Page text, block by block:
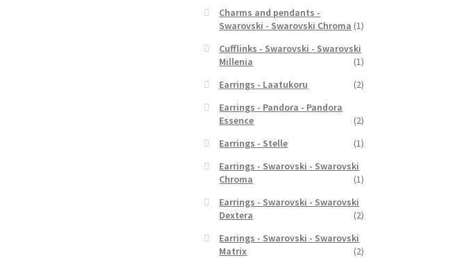
Charms and pendants -
Swarovski - Swarovski Chroma (1)
Cufflinks - Swarovski - Swarovski
Millenia
(1)
Earrings - Laatukoru
(2)
Earrings - Pandora - Pandora
Essence
(2)
Earrings - Stelle
(1)
Earrings - Swarovski - Swarovski
Chroma
(1)
Earrings - Swarovski - Swarovski
Dextera
(2)
Earrings - Swarovski - Swarovski
Matrix
(2)